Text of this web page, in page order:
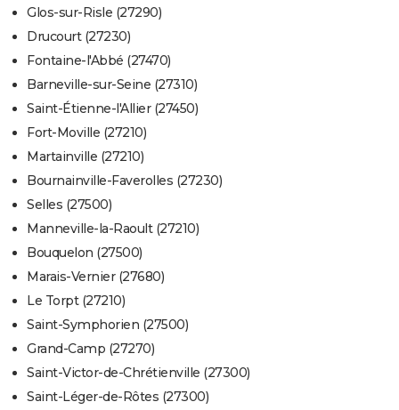
Glos-sur-Risle (27290)
Drucourt (27230)
Fontaine-l'Abbé (27470)
Barneville-sur-Seine (27310)
Saint-Étienne-l'Allier (27450)
Fort-Moville (27210)
Martainville (27210)
Bournainville-Faverolles (27230)
Selles (27500)
Manneville-la-Raoult (27210)
Bouquelon (27500)
Marais-Vernier (27680)
Le Torpt (27210)
Saint-Symphorien (27500)
Grand-Camp (27270)
Saint-Victor-de-Chrétienville (27300)
Saint-Léger-de-Rôtes (27300)